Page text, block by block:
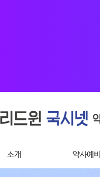
소개 약사예